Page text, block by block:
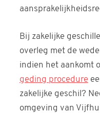
Bij zakelijke
overleg met de
indien het aankomt
geding procedure
zakelijke geschil?
omgeving van